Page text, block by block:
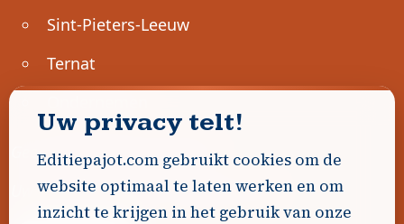
Sint-Pieters-Leeuw
Ternat
Geen advertenties gevonden.
Uw advertentie hier? Contacteer ons!
Uw privacy telt!
Editiepajot.com gebruikt cookies om de
website optimaal te laten werken en om
inzicht te krijgen in het gebruik van onze